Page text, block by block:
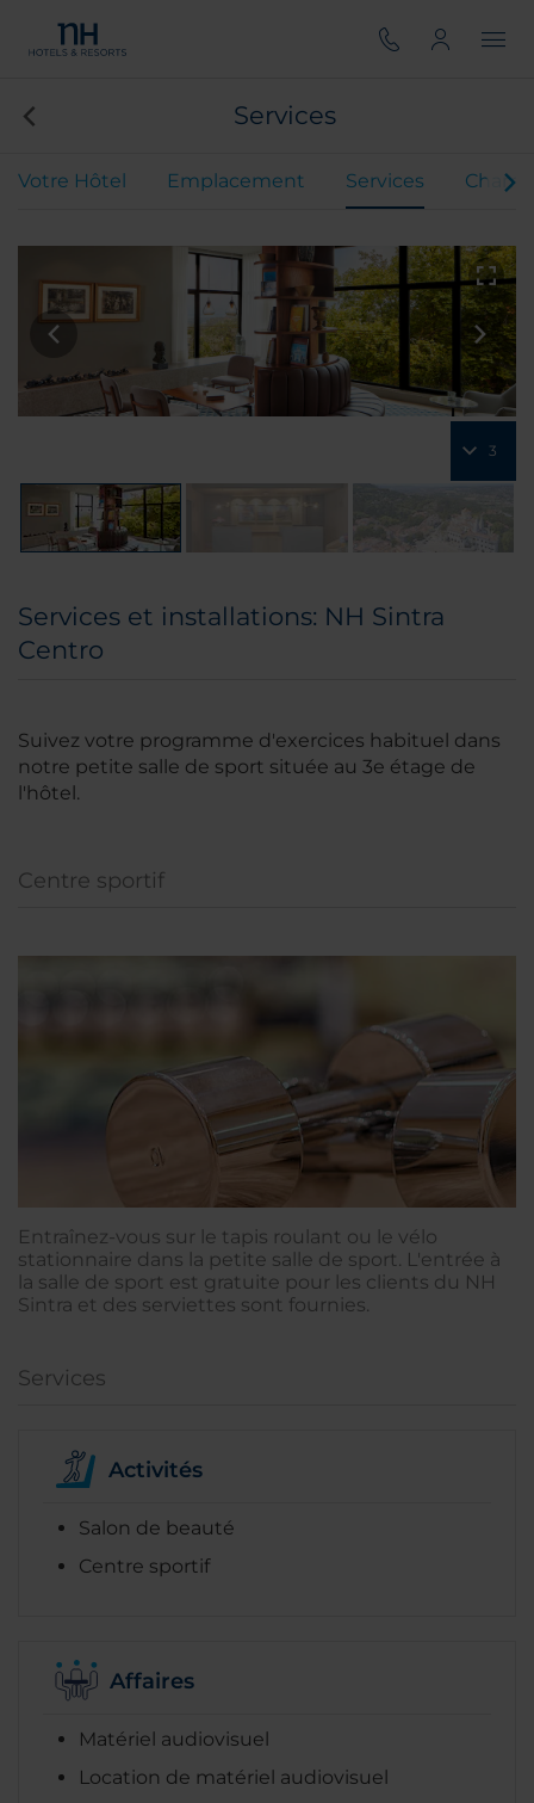
Services
Votre Hôtel Emplacement Services
3
Services et installations: NH Sintra
Centro
Suivez votre programme d'exercices habituel dans
notre petite salle de sport située au 3e étage de
l'hôtel.
Centre sportif
Entraînez-vous sur le tapis roulant ou le vélo
stationnaire dans la petite salle de sport. L'entrée à
la salle de sport est gratuite pour les clients du NH
Sintra et des serviettes sont fournies.
Services
Activités
Salon de beauté
Centre sportif
Affaires
Matériel audiovisuel
Location de matériel audiovisuel